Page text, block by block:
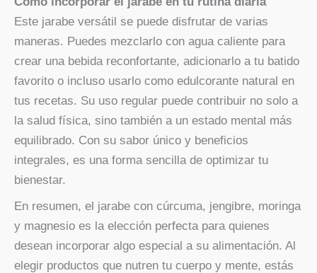
Este jarabe versátil se puede disfrutar de varias
maneras. Puedes mezclarlo con agua caliente para
crear una bebida reconfortante, adicionarlo a tu batido
favorito o incluso usarlo como edulcorante natural en
tus recetas. Su uso regular puede contribuir no solo a
la salud física, sino también a un estado mental más
equilibrado. Con su sabor único y beneficios
integrales, es una forma sencilla de optimizar tu
bienestar.
En resumen, el jarabe con cúrcuma, jengibre, moringa
y magnesio es la elección perfecta para quienes
desean incorporar algo especial a su alimentación. Al
elegir productos que nutren tu cuerpo y mente, estás